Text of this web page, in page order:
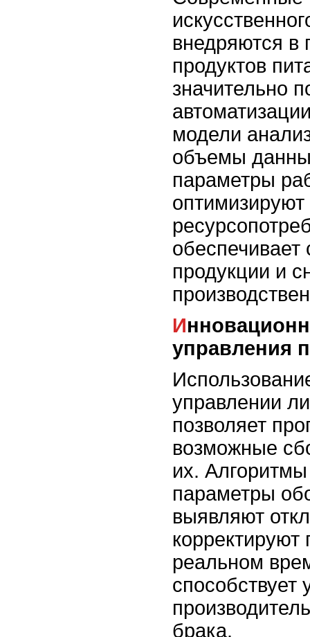
внедряются в
продуктов
значительно
модели
объемы
параметры
оптимизируют
обеспечивает
продукции и
Инновационные решения для
управления
управлении
позволяет
возможные
их.
параметры
выявляют
реальном
способствует
брака.